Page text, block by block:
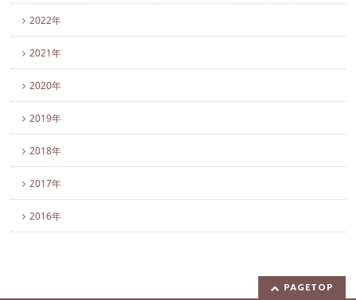
2022年
2021年
2020年
2019年
2018年
2017年
2016年
PAGETOP